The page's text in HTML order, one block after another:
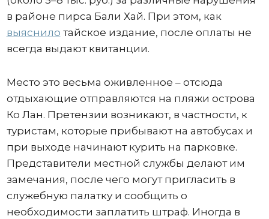
в районе пирса Бали Хай. При этом, как
выяснило тайское издание, после оплаты не
всегда выдают квитанции.
Место это весьма оживленное – отсюда
отдыхающие отправляются на пляжи острова
Ко Лан. Претензии возникают, в частности, к
туристам, которые прибывают на автобусах и
при выходе начинают курить на парковке.
Представители местной службы делают им
замечания, после чего могут пригласить в
служебную палатку и сообщить о
необходимости заплатить штраф. Иногда в